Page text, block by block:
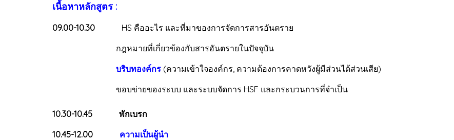
เนื้อหาหลักสูตร :
09.00-10.30 HS คืออะไร และที่มาของการจัดการสารอันตราย
กฎหมายที่เกี่ยวข้องกับสารอันตรายในปัจจุบัน
บริบทองค์กร (ความเข้าใจองค์กร, ความต้องการคาดหวังผู้มีส่วนได้ส่วนเสีย)
ขอบข่ายของระบบ และระบบจัดการ HSF และกระบวนการที่จำเป็น
10.30-10.45
พักเบรก
10.45-12.00
ความเป็นผู้นำ